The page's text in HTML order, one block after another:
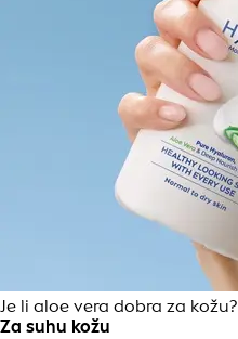
Je li aloe vera dobra za kožu?
Za suhu kožu